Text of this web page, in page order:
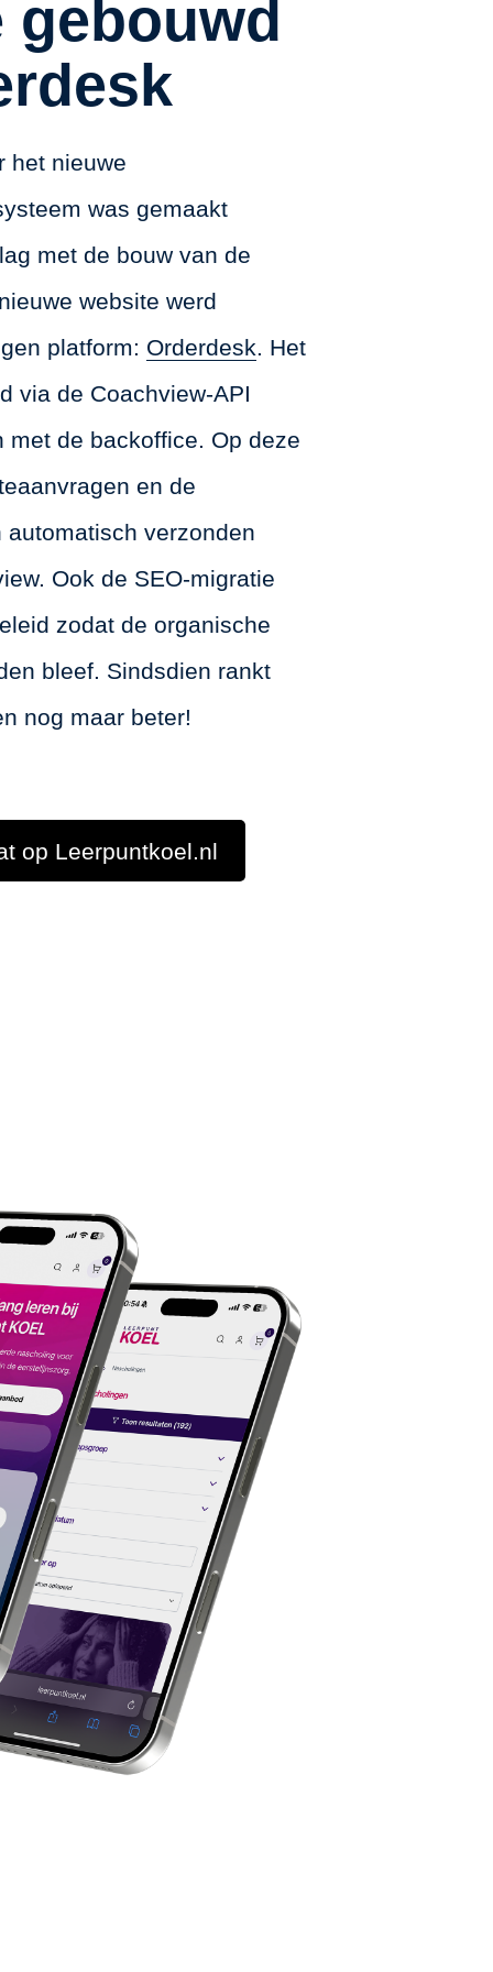
gebouwd
het nieuwe
was gemaakt
met de bouw van de
website werd
platform: Orderdesk. Het
via de Coachview-API
met de backoffice. Op deze
en de
verzonden
Ook de SEO-migratie
zodat de organische
bleef. Sindsdien rankt
nog maar beter!
op Leerpuntkoel.nl